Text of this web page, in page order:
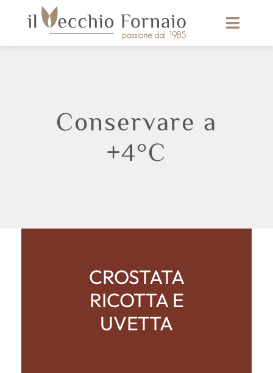
Conservare a
+4°C
CROSTATA
RICOTTA E
UVETTA